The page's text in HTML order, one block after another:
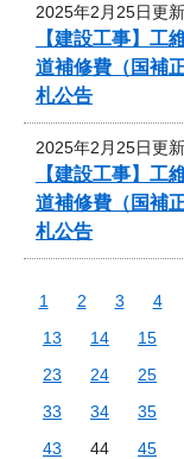
2025年2月25日更新
【建設工事】
道補修費（国補
札公告
2025年2月25日更新
【建設工事】
道補修費（国補
札公告
1 2 3 4
13
14 15
23
24 25
33
34 35
43
44 45